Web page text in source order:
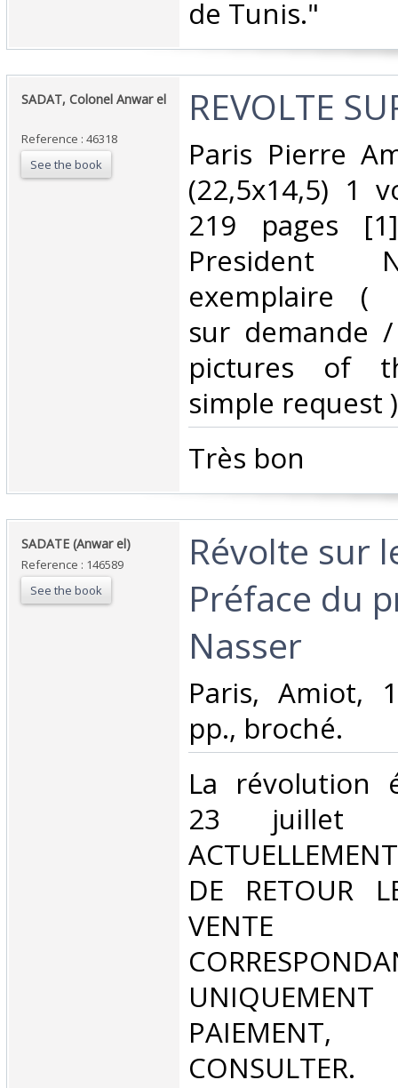
de Tunis."‎
‎SADAT, Colonel Anwar el
Reference : 46318
See the book
‎REVOLTE
‎Paris Pierre
(22,5x14,5) 1
219 pages
President
exemplaire (
sur demande
pictures of
simple request
‎Très bon ‎
‎SADATE (Anwar el)‎
Reference : 146589
See the book
‎Révolte sur
Préface du
Nasser‎
‎Paris, Amiot,
pp., broché. ‎
‎La révolution
23 juillet
DE RETOUR
CONSULTER.‎